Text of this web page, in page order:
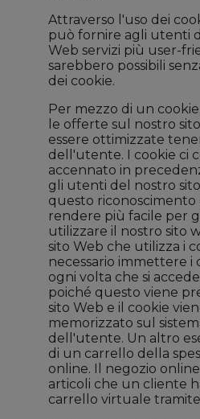
Attraverso l'uso dei
può fornire agli utenti
Web servizi più user-
sarebbero possibili
dei cookie.
Per mezzo di un
le offerte sul nostro
essere ottimizzate
dell'utente. I cookie ci
accennato in
gli utenti del nostro
questo riconoscimento
rendere più facile per
utilizzare il nostro sito
sito Web che utilizza i
necessario immettere i
ogni volta che si
poiché questo viene
sito Web e il cookie
memorizzato sul
dell'utente. Un altro
di un carrello della
online. Il negozio
articoli che un cliente
carrello virtuale